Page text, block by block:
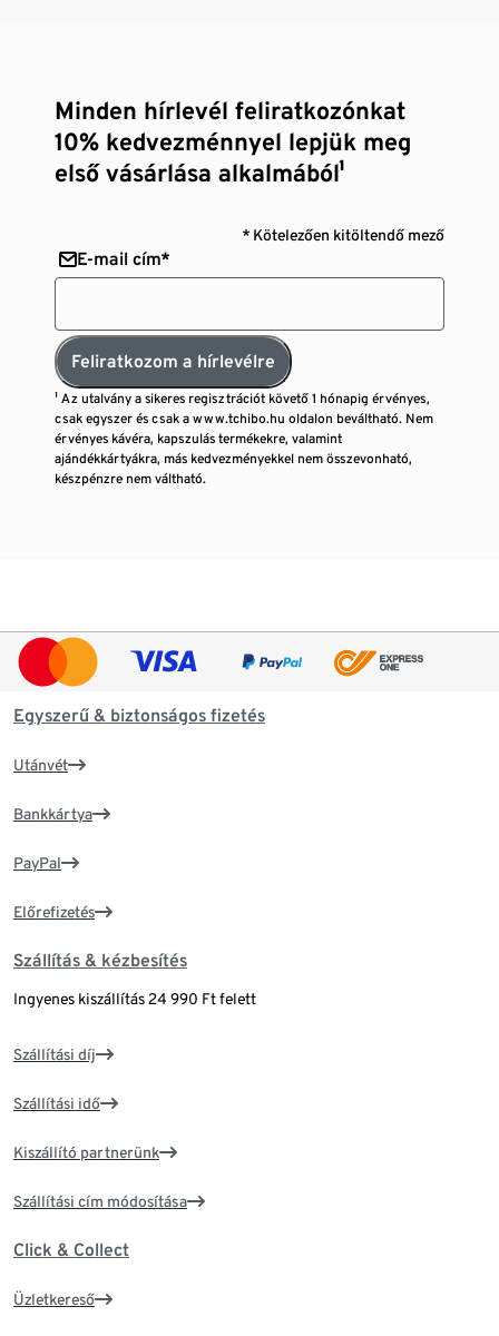
Minden hírlevél feliratkozónkat
10% kedvezménnyel lepjük meg
első vásárlása alkalmából¹
* Kötelezően kitöltendő mező
E-mail cím*
Feliratkozom a hírlevélre
¹ Az utalvány a sikeres regisztrációt követő 1 hónapig érvényes,
csak egyszer és csak a www.tchibo.hu oldalon beváltható. Nem
érvényes kávéra, kapszulás termékekre, valamint
ajándékkártyákra, más kedvezményekkel nem összevonható,
készpénzre nem váltható.
Egyszerű & biztonságos fizetés
Utánvét
Bankkártya
PayPal
Előrefizetés
Szállítás & kézbesítés
Ingyenes kiszállítás 24 990 Ft felett
Szállítási díj
Szállítási idő
Kiszállító partnerünk
Szállítási cím módosítása
Click & Collect
Üzletkereső